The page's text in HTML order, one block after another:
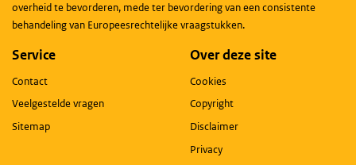
overheid te bevorderen, mede ter bevordering van een consistente
behandeling van Europeesrechtelijke vraagstukken.
Service
Contact
Veelgestelde vragen
Sitemap
Over deze site
Cookies
Copyright
Disclaimer
Privacy